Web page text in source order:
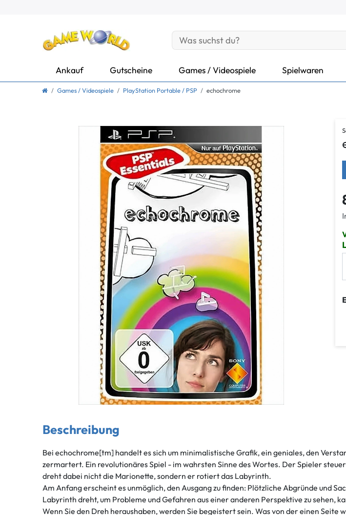
Ankauf Gutscheine Games / Videospiele Spielwaren
Games / Videospiele PlayStation Portable / PSP echochrome
Beschreibung
Bei echochrome[tm] handelt es sich um minimalistische Grafik, ein geniales, den
zermartert. Ein revolutionäres Spiel - im wahrsten Sinne des Wortes. Der Spieler
dreht dabei nicht die Marionette, sondern er rotiert das Labyrinth.
Am Anfang erscheint es unmöglich, den Ausgang zu finden: Plötzliche Abgründe und
Labyrinth dreht, um Probleme und Gefahren aus einer anderen Perspektive zu sehen,
Wenn Sie den Dreh heraushaben, werden Sie begeistert sein. Was von der einen